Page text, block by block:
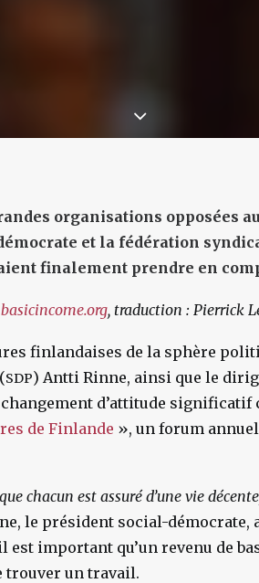
organisations opposées
et la fédération
finalement prendre en
, traduction : Pierrick
finlandaises de la sphère
SDP) Antti Rinne, ainsi que le
d’attitude significatif
de Finlande », un forum
chacun est assuré d’une vie
le président social-démocrate,
est important qu’un revenu de
trouver un travail.